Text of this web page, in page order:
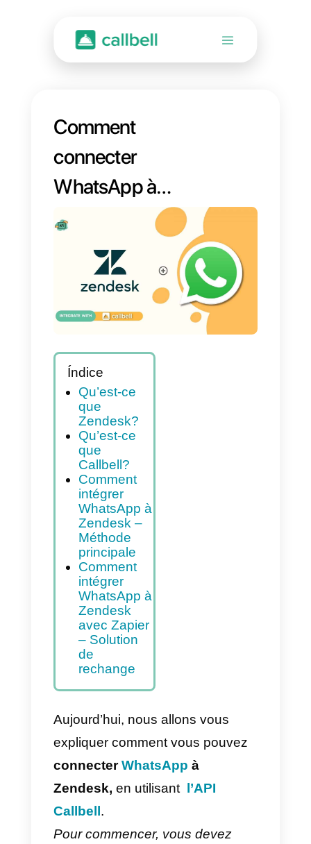
Comment
connecter
WhatsApp à
Zendesk | Callbell
Índice
Qu’est-ce
que
Zendesk?
Qu’est-ce
que
Callbell?
Comment
intégrer
WhatsApp à
Zendesk –
Méthode
principale
Comment
intégrer
WhatsApp à
Zendesk
avec Zapier
– Solution
de
rechange